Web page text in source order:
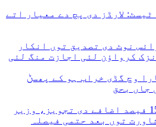
لارڈز دی پچ دے معیار اتے
نوٹ دی تصدیق توں انکار
کرواؤن لئی اجازت منگ لئی
وچ گڈی خراب ہو کے پھسݨ
تنخواہواں وچ 10 توں 15 فیصد اضافے دی تجویز، وزیر
توں بعد حتمی فیصلہ